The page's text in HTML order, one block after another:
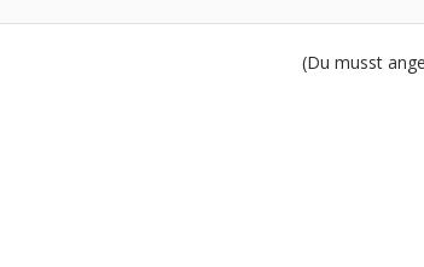
(Du musst